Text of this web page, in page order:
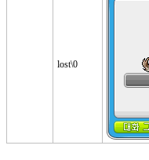
lost\0